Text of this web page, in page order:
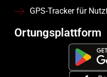
GPS-Tracker für
Ortungsplattform